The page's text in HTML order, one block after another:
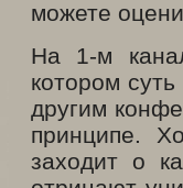
можете
На 1-м
котором
другим
принципе.
заходит о